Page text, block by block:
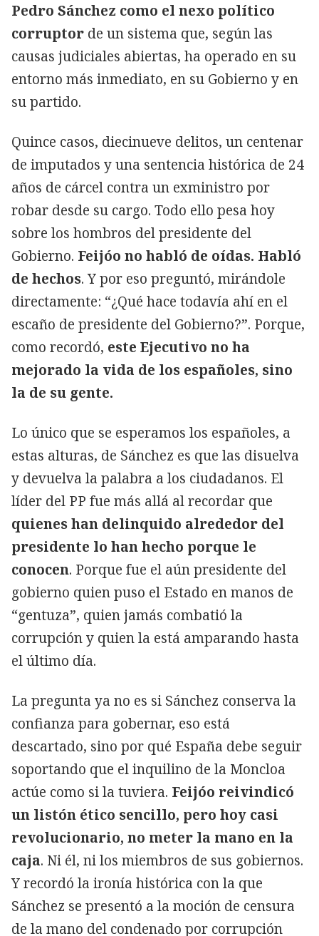
Pedro Sánchez como el nexo político
corruptor de un sistema que, según las
causas judiciales abiertas, ha operado en su
entorno más inmediato, en su Gobierno y en
su partido.
Quince casos, diecinueve delitos, un centenar
de imputados y una sentencia histórica de 24
años de cárcel contra un exministro por
robar desde su cargo. Todo ello pesa hoy
sobre los hombros del presidente del
Gobierno. Feijóo no habló de oídas. Habló
de hechos. Y por eso preguntó, mirándole
directamente: “¿Qué hace todavía ahí en el
escaño de presidente del Gobierno?”. Porque,
como recordó, este Ejecutivo no ha
mejorado la vida de los españoles, sino
la de su gente.
Lo único que se esperamos los españoles, a
estas alturas, de Sánchez es que las disuelva
y devuelva la palabra a los ciudadanos. El
líder del PP fue más allá al recordar que
quienes han delinquido alrededor del
presidente lo han hecho porque le
conocen. Porque fue el aún presidente del
gobierno quien puso el Estado en manos de
“gentuza”, quien jamás combatió la
corrupción y quien la está amparando hasta
el último día.
La pregunta ya no es si Sánchez conserva la
confianza para gobernar, eso está
descartado, sino por qué España debe seguir
soportando que el inquilino de la Moncloa
actúe como si la tuviera. Feijóo reivindicó
un listón ético sencillo, pero hoy casi
revolucionario, no meter la mano en la
caja. Ni él, ni los miembros de sus gobiernos.
Y recordó la ironía histórica con la que
Sánchez se presentó a la moción de censura
de la mano del condenado por corrupción